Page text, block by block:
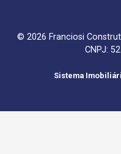
© 2026 Franciosi
CNPJ:
Sistema